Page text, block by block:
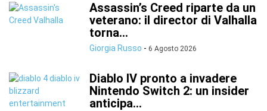
Assassin’s Creed riparte da un
veterano: il director di Valhalla
torna...
Giorgia Russo - 6 Agosto 2026
Diablo IV pronto a invadere
Nintendo Switch 2: un insider
anticipa...